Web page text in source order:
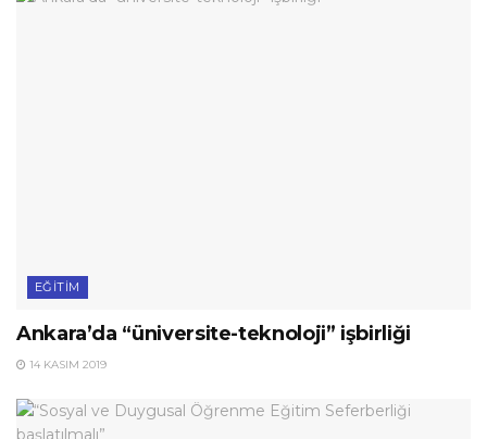
EĞITIM
Ankara’da “üniversite-teknoloji” işbirliği
14 KASIM 2019